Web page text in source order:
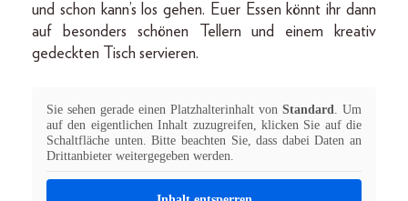
und schon kann’s los gehen. Euer Essen könnt ihr dann
auf besonders schönen Tellern und einem kreativ
gedeckten Tisch servieren.
Sie sehen gerade einen Platzhalterinhalt von Standard
. Um
auf den eigentlichen Inhalt zuzugreifen, klicken Sie auf die
Schaltfläche unten. Bitte beachten Sie, dass dabei Daten an
Drittanbieter weitergegeben werden.